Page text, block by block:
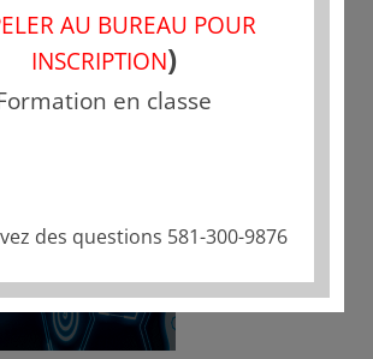
AU BUREAU POUR
INSCRIPTION)
en classe
des questions 581-300-9876